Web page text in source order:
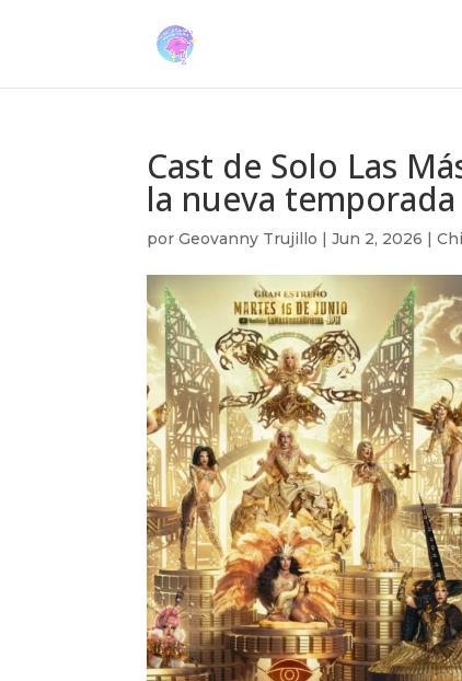
Cast de Solo Las
la nueva temporada
porGeovanny Trujillo |Jun 2, 2026 |